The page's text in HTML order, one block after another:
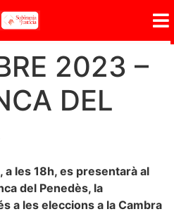
2023 –
DEL
les 18h, es presentarà al
del Penedès, la
a les eleccions a la Cambra